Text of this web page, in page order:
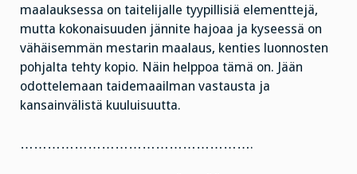
maalauksessa on taitelijalle tyypillisiä elementtejä,
mutta kokonaisuuden jännite hajoaa ja kyseessä on
vähäisemmän mestarin maalaus, kenties luonnosten
pohjalta tehty kopio. Näin helppoa tämä on. Jään
odottelemaan taidemaailman vastausta ja
kansainvälistä kuuluisuutta.
…………………………………………….